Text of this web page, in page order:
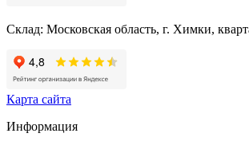
Склад: Московская область, г. Химки,
Карта сайта
Информация